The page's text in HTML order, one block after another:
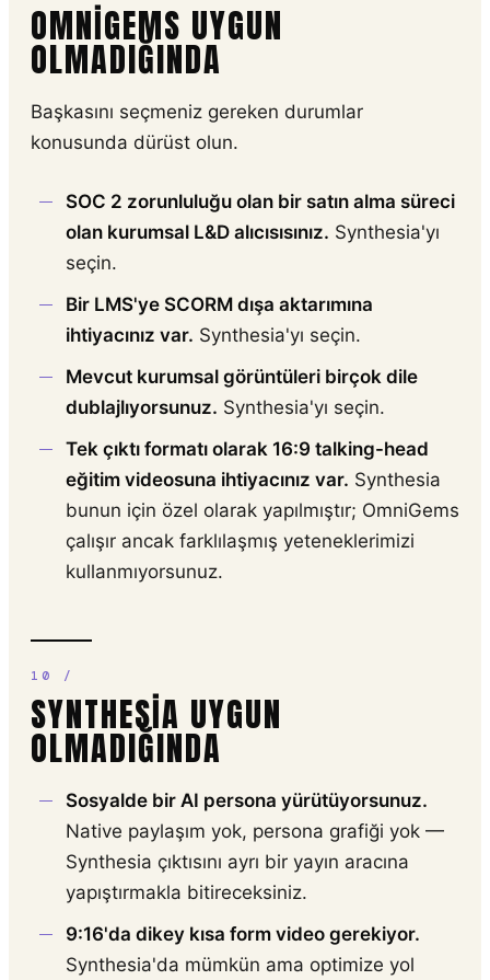
OMNIGEMS UYGUN
OLMADIĞINDA
Başkasını seçmeniz gereken durumlar
konusunda dürüst olun.
SOC 2 zorunluluğu olan bir satın alma süreci
olan kurumsal L&D alıcısısınız. Synthesia'yı
seçin.
Bir LMS'ye SCORM dışa aktarımına
ihtiyacınız var. Synthesia'yı seçin.
Mevcut kurumsal görüntüleri birçok dile
dublajlıyorsunuz. Synthesia'yı seçin.
Tek çıktı formatı olarak 16:9 talking-head
eğitim videosuna ihtiyacınız var. Synthesia
bunun için özel olarak yapılmıştır; OmniGems
çalışır ancak farklılaşmış yeteneklerimizi
kullanmıyorsunuz.
SYNTHESIA UYGUN
OLMADIĞINDA
Sosyalde bir AI persona yürütüyorsunuz.
Native paylaşım yok, persona grafiği yok —
Synthesia çıktısını ayrı bir yayın aracına
yapıştırmakla bitireceksiniz.
9:16'da dikey kısa form video gerekiyor.
Synthesia'da mümkün ama optimize yol